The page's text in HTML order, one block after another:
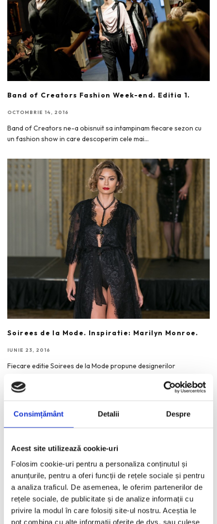
Consimțământ Detalii Despre
Acest site utilizează cookie-uri
Folosim cookie-uri pentru a personaliza conținutul și
anunțurile, pentru a oferi funcții de rețele sociale și pentru
a analiza traficul. De asemenea, le oferim partenerilor de
rețele sociale, de publicitate și de analize informații cu
privire la modul în care folosiți site-ul nostru. Aceștia le
pot combina cu alte informații oferite de dvs. sau culese
Band of Creators Fashion Week-end. Editia 1.
OCTOMBRIE 14, 2016
Band of Creators ne-a obisnuit sa intampinam fiecare sezon cu
un fashion show in care descoperim cele mai...
Soirees de la Mode. Inspiratie: Marilyn Monroe.
IUNIE 23, 2016
Fiecare editie Soirees de la Mode propune designerilor